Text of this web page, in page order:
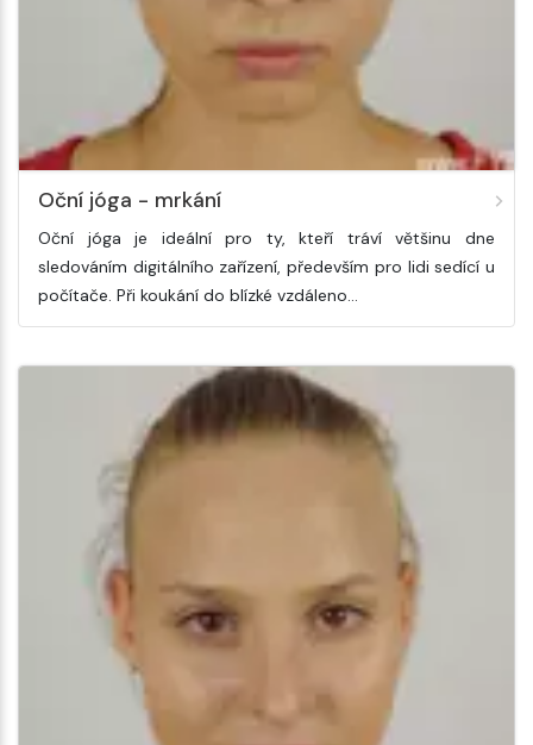
Oční jóga - mrkání
Oční jóga je ideální pro ty, kteří tráví většinu dne
sledováním digitálního zařízení, především pro lidi sedící u
počítače. Při koukání do blízké vzdáleno…